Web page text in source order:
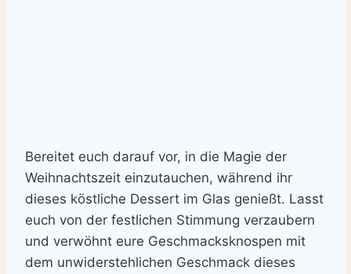
Bereitet euch darauf vor, in die Magie der
Weihnachtszeit einzutauchen, während ihr
dieses köstliche Dessert im Glas genießt. Lasst
euch von der festlichen Stimmung verzaubern
und verwöhnt eure Geschmacksknospen mit
dem unwiderstehlichen Geschmack dieses